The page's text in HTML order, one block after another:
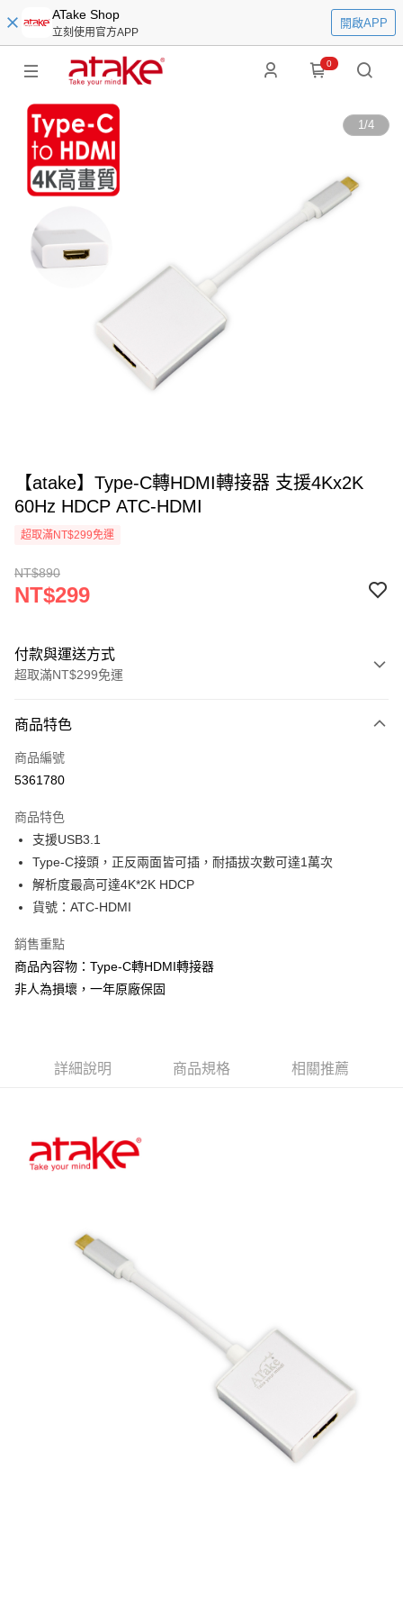
ATake Shop
立刻使用官方APP
開啟APP
0
1/4
【atake】Type-C轉HDMI轉接器 支援4Kx2K
60Hz HDCP ATC-HDMI
超取滿NT$299免運
NT$890
NT$299
付款與運送方式
超取滿NT$299免運
信用卡一次付款
超商取貨付款
Apple Pay
街口支付
悠遊付
Google Pay
ATM付款
每筆NT$60，滿NT$299(含以上)免運費
7-11取貨付款
每筆NT$60，滿NT$299(含以上)免運費
每筆NT$80，滿NT$899(含以上)免運費
商品特色
商品編號
5361780
商品特色
支援USB3.1
Type-C接頭，正反兩面皆可插，耐插拔次數可達1萬次
解析度最高可達4K*2K HDCP
貨號：ATC-HDMI
銷售重點
商品內容物：Type-C轉HDMI轉接器
非人為損壞，一年原廠保固
詳細說明 商品規格 相關推薦